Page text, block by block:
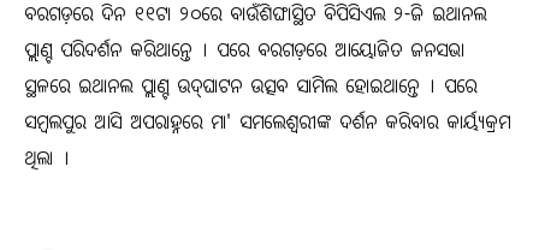
ବରଗଡ଼ରେ ଦିନ ୧୧ଟା ୨୦ରେ ବାଉଁଶିଙ୍ଘାସ୍ଥିତ ବିପିସିଏଲ ୨-ଜି ଇଥାନଲ
ପ୍ଲାଣ୍ଟ ପରିଦର୍ଶନ କରିଥାନ୍ତେ । ପରେ ବରଗଡ଼ରେ ଆୟୋଜିତ ଜନସଭା
ସ୍ଥଳରେ ଇଥାନଲ ପ୍ଲାଣ୍ଟ ଉଦ୍‌ଘାଟନ ଉତ୍ସବ ସାମିଲ ହୋଇଥାନ୍ତେ । ପରେ
ସମ୍ବଲପୁର ଆସି ଅପରାହ୍ନରେ ମା' ସମଲେଶ୍ୱରୀଙ୍କ ଦର୍ଶନ କରିବାର କାର୍ୟ୍ୟକ୍ରମ
ଥିଲା ।